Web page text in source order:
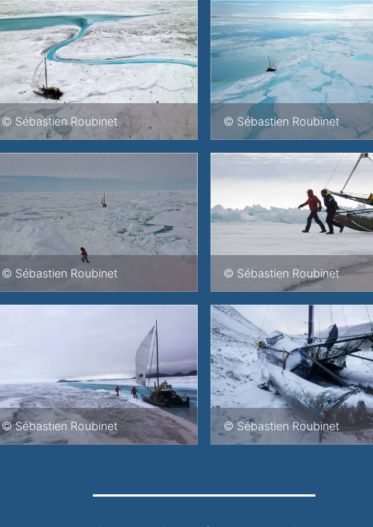
© Sébastien Roubinet © Sébastien Roubinet
© Sébastien Roubinet © Sébastien Roubinet
© Sébastien Roubinet © Sébastien Roubinet